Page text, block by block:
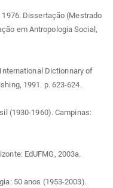
1976. Dissertação (Mestrado
em Antropologia Social,
International Dictionnary of
1991. p. 623-624.
(1930-1960). Campinas:
EdUFMG, 2003a.
50 anos (1953-2003).